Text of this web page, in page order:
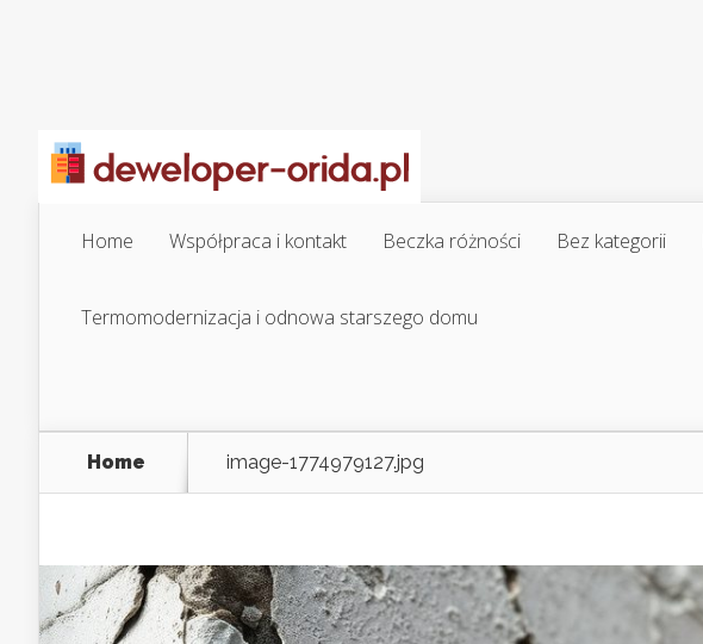
Home Współpraca i kontakt Beczka różności Bez kategorii
Termomodernizacja i odnowa starszego domu
Home image-1774979127.jpg